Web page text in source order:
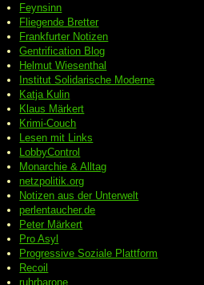
Feynsinn
Fliegende Bretter
Frankfurter Notizen
Gentrification Blog
Helmut Wiesenthal
Institut Solidarische Moderne
Katja Kulin
Klaus Märkert
Krimi-Couch
Lesen mit Links
LobbyControl
Monarchie & Alltag
netzpolitik.org
Notizen aus der Unterwelt
perlentaucher.de
Peter Märkert
Pro Asyl
ProgressiveSoziale Plattform
Recoil
ruhrbarone